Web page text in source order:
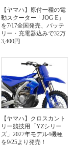
【ヤマハ】原付一種の電
動スクーター「JOG E」
を7/17全国発売、バッテ
リー・充電器込みで32万
3,400円
【ヤマハ】クロスカント
リー競技用「YZシリー
ズ」2027年モデル4機種
を9/25より発売！